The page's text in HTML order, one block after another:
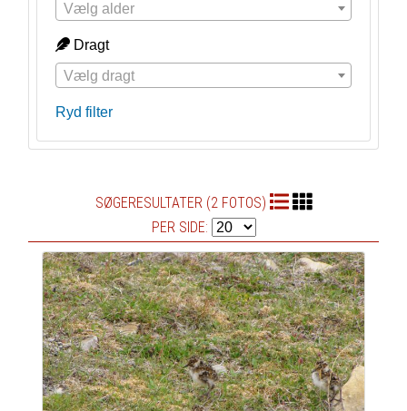
Vælg alder
Dragt
Vælg dragt
Ryd filter
SØGERESULTATER (2 FOTOS)
PER SIDE: